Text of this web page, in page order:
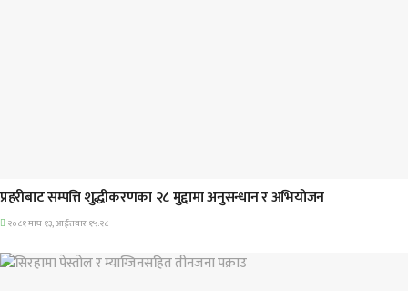
प्रहरीबाट सम्पत्ति शुद्धीकरणका २८ मुद्दामा अनुसन्धान र अभियोजन
२०८१ माघ १३, आईतवार १५:२८